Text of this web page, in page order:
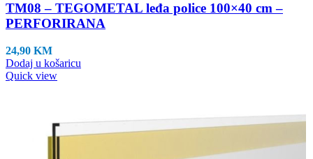
TM08 – TEGOMETAL leđa police 100×40 cm –
PERFORIRANA
24,90 KM
Dodaj u košaricu
Quick view